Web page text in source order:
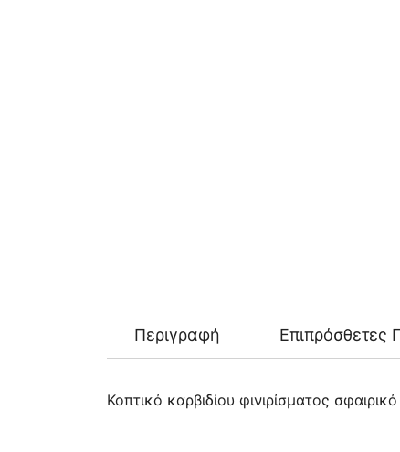
Περιγραφή Επιπρόσθετες
Κοπτικό καρβιδίου φινιρίσματος